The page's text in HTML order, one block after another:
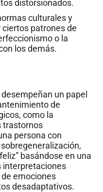
distorsionados.
culturales y
patrones de
o la
los demás.
un papel
de
como la
trastornos
persona con
basándose en una
interpretaciones
emociones
desadaptativos.